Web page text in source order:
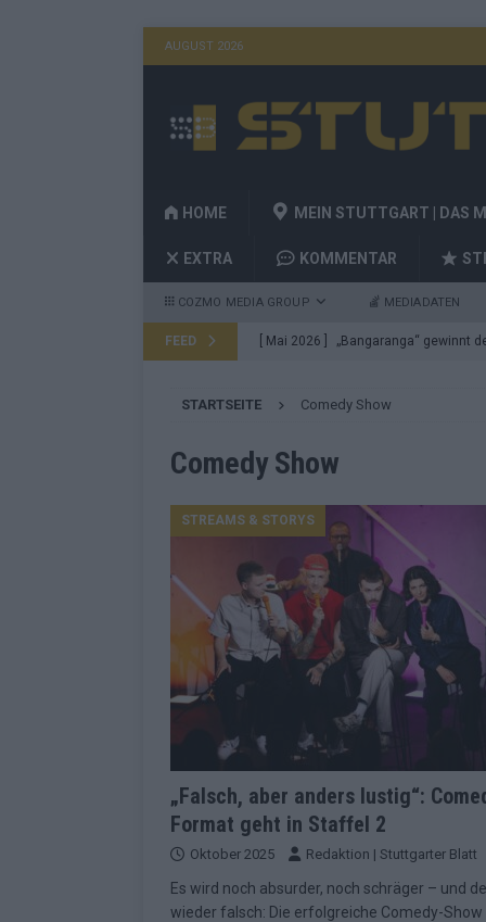
AUGUST 2026
HOME MEIN STUTTGART | DAS
EXTRA KOMMENTAR
COZMO MEDIA GROUP MEDIADATEN
FEED [ Mai 2026 ] „Bangaranga“ gewinnt
[ Mai 2026 ] Von JJ bis Lordi: Das
[ Mai 2026 ]
[ Mai 2026 ] ESC-Finale 2026:
KOMMENTAR
[ Mai 2026 ] „Douze Points“,
Wettbewerbs EUROVISION
[ Mai 2026 ] ESC-Finale komplett:
EUROVISION
[ Mai 2026 ] ESC 2026: JJ performt
[ Mai 2026 ] Quoten vor ESC-
überrascht negativ EXTRA
[ Juni 2026 ] Neue Themenwelt,
STARTSEITE Comedy Show
Comedy Show
STREAMS & STORYS
„Falsch, aber anders lustig“:
Format geht in Staffel 2
Oktober 2025 Redaktion | Stuttgarter Blatt
Es wird noch absurder, noch schräger – und
wieder falsch: Die erfolgreiche Comedy-Show